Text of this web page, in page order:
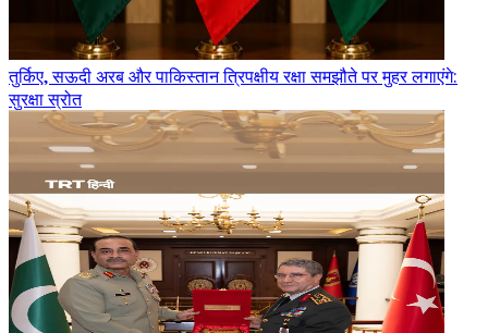
तुर्किए, सऊदी अरब और पाकिस्तान त्रिपक्षीय रक्षा समझौते पर मुहर लगाएंगे:
सुरक्षा स्रोत